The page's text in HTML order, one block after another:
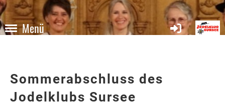
Menü
Sommerabschluss des
Jodelklubs Sursee